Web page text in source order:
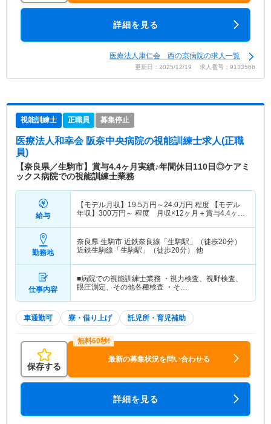
詳細を見る
医療法人康仁会 西の京病院の求人一覧
更新日：2025/12/19 求人番号：9133566
視能訓練士 正職員 募集停止
医療法人和幸会 阪奈中央病院の視能訓練士求人(正職
員)
【奈良県／生駒市】賞与4.4ヶ月実績♪年間休日110日◎ケアミ
ックス病院での視能訓練士業務
給与
【モデル月収】 19.5万円～24.0万円 程度 【モデル
年収】 300万円～ 程度 月収×12ヶ月＋賞与4.4ヶ月
勤務地
奈良県 生駒市 近鉄奈良線「生駒駅」（徒歩20分）
近鉄生駒線「生駒駅」（徒歩20分） 他
仕事内容
■病院での視能訓練士業務 ・視力検査、視野検査、
眼圧測定、その他各種検査 ・そ…
車通勤可 寮・借り上げ 託児所・育児補助
保存する
最新の募集状況を問い合わせる
詳細を見る